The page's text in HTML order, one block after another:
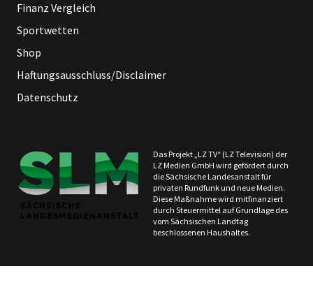
Finanz Vergleich
Sportwetten
Shop
Haftungsausschluss/Disclaimer
Datenschutz
Das Projekt „LZ TV“ (LZ Television) der
LZ Medien GmbH wird gefördert durch
die Sächsische Landesanstalt für
privaten Rundfunk und neue Medien.
Diese Maßnahme wird mitfinanziert
durch Steuermittel auf Grundlage des
vom Sächsischen Landtag
beschlossenen Haushaltes.